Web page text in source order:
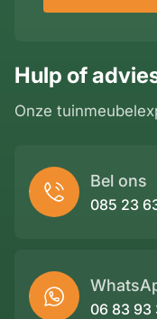
Hulp of
Onze
Bel ons
085 23
06 83 93